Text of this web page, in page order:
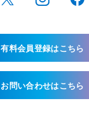
有料会員登録はこちら
お問い合わせはこちら